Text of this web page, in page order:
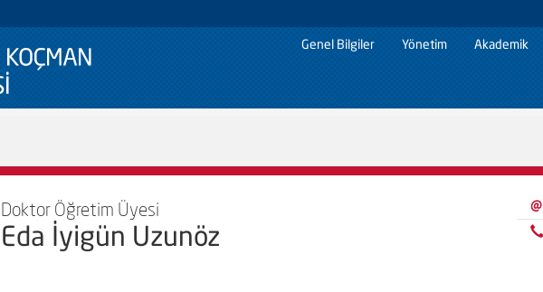
Genel Bilgiler Yönetim Akademik
Doktor Öğretim Üyesi
Eda İyigün Uzunöz
@